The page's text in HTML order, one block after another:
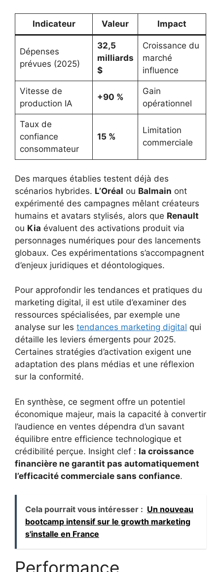
Indicateur Valeur Impact
Dépenses
prévues (2025)
32,5
milliards
$
Croissance du
marché
influence
Vitesse de
production IA
+90 %
Gain
opérationnel
Taux de
confiance
consommateur
15 %
Limitation
commerciale
Des marques établies testent déjà des
scénarios hybrides. L’Oréal ou Balmain ont
expérimenté des campagnes mêlant créateurs
humains et avatars stylisés, alors que Renault
ou Kia évaluent des activations produit via
personnages numériques pour des lancements
globaux. Ces expérimentations s’accompagnent
d’enjeux juridiques et déontologiques.
Pour approfondir les tendances et pratiques du
marketing digital, il est utile d’examiner des
ressources spécialisées, par exemple une
analyse sur les tendances marketing digital qui
détaille les leviers émergents pour 2025.
Certaines stratégies d’activation exigent une
adaptation des plans médias et une réflexion
sur la conformité.
En synthèse, ce segment offre un potentiel
économique majeur, mais la capacité à convertir
l’audience en ventes dépendra d’un savant
équilibre entre efficience technologique et
crédibilité perçue. Insight clef : la croissance
financière ne garantit pas automatiquement
l’efficacité commerciale sans confiance.
Cela pourrait vous intéresser : Un nouveau
bootcamp intensif sur le growth marketing
s'installe en France
Performance